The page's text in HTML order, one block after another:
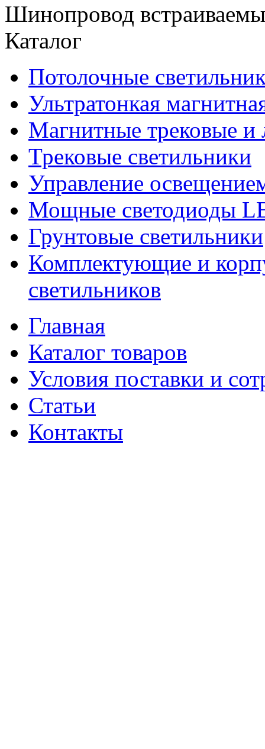
Шинопровод
Каталог
Потолочные
Ультратонкая
Магнитные трековые и
Трековые светильники
Управление
Мощные светодиоды
Грунтовые светильники
Комплектующие и
светильников
Главная
Каталог товаров
Условия поставки и
Статьи
Контакты